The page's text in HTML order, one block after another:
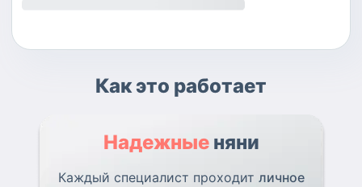
Как это работает
Надежные няни
Каждый специалист проходит личное